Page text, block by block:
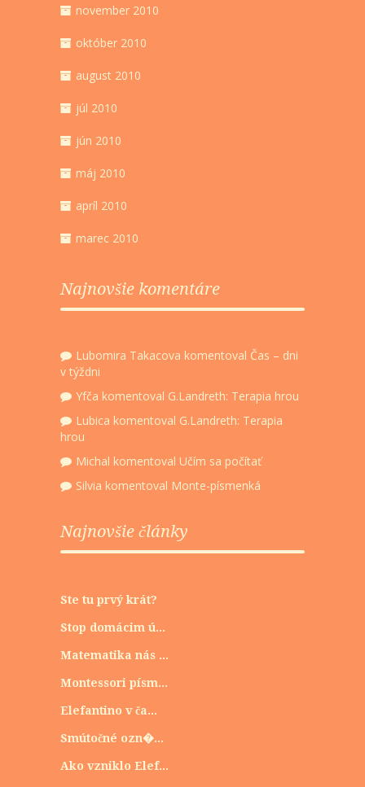
november 2010
október 2010
august 2010
júl 2010
jún 2010
máj 2010
apríl 2010
marec 2010
Najnovšie komentáre
Lubomira Takacova komentoval Čas – dni
v týždni
Yfča komentoval G.Landreth: Terapia hrou
Lubica komentoval G.Landreth: Terapia
hrou
Michal komentoval Učím sa počítať
Silvia komentoval Monte-písmenká
Najnovšie články
Ste tu prvý krát?
Stop domácim ú...
Matematika nás ...
Montessori písm...
Elefantino v ča...
Smútočné ozn�...
Ako vzniklo Elef...